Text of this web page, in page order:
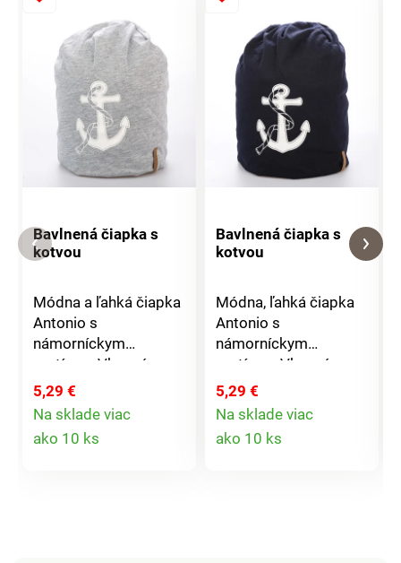
Bavlnená čiapka s
kotvou
Módna a ľahká čiapka
Antonio s
námorníckym
motívom.Vkusná a
štýlová, vhodná pre
všetky ročné
obdobia.Materiál:
100% bavlna Rozmer:
5,29 €
Na sklade viac
ako 10 ks
Bavlnená čiapka s
kotvou
Módna, ľahká čiapka
Antonio s
námorníckym
motívom.Vkusná a
štýlová, vhodná pre
všetky ročné
obdobia.Materiál:
100% bavlna Rozmer:
5,29 €
Na sklade viac
ako 10 ks